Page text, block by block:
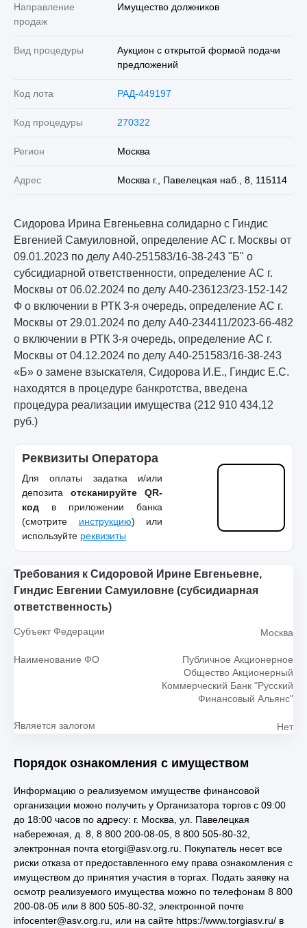
Направление
продаж
Имущество должников
Вид процедуры
Аукцион с открытой формой подачи
предложений
Код лота РАД-449197
Код процедуры 270322
Регион Москва
Адрес Москва г., Павелецкая наб., 8, 115114
Сидорова Ирина Евгеньевна солидарно с Гиндис
Евгенией Самуиловной, определение АС г. Москвы от
09.01.2023 по делу А40-251583/16-38-243 "Б" о
субсидиарной ответственности, определение АС г.
Москвы от 06.02.2024 по делу А40-236123/23-152-142
Ф о включении в РТК 3-я очередь, определение АС г.
Москвы от 29.01.2024 по делу А40-234411/2023-66-482
о включении в РТК 3-я очередь, определение АС г.
Москвы от 04.12.2024 по делу А40-251583/16-38-243
«Б» о замене взыскателя, Сидорова И.Е., Гиндис Е.С.
находятся в процедуре банкротства, введена
процедура реализации имущества (212 910 434,12
руб.)
Реквизиты Оператора
Для оплаты задатка и/или
депозита отсканируйте QR-
код в приложении банка
(смотрите инструкцию) или
используйте реквизиты
Требования к Сидоровой Ирине Евгеньевне,
Гиндис Евгении Самуиловне (субсидиарная
ответственность)
Субъект Федерации Москва
Наименование ФО
Публичное Акционерное
Общество Акционерный
Коммерческий Банк "Русский
Финансовый Альянс"
Является залогом Нет
Порядок ознакомления с имуществом
Информацию о реализуемом имуществе финансовой
организации можно получить у Организатора торгов с 09:00
до 18:00 часов по адресу: г. Москва, ул. Павелецкая
набережная, д. 8, 8 800 200-08-05, 8 800 505-80-32,
электронная почта etorgi@asv.org.ru. Покупатель несет все
риски отказа от предоставленного ему права ознакомления с
имуществом до принятия участия в торгах. Подать заявку на
осмотр реализуемого имущества можно по телефонам 8 800
200-08-05 или 8 800 505-80-32, электронной почте
infocenter@asv.org.ru, или на сайте https://www.torgiasv.ru/ в